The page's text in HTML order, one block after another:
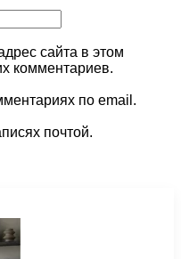
сайта в этом
комментариев.
по email.
почтой.